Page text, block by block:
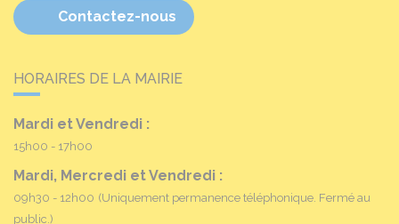
Contactez-nous
HORAIRES DE LA MAIRIE
Mardi et Vendredi :
15h00 - 17h00
Mardi, Mercredi et Vendredi :
09h30 - 12h00 (Uniquement permanence téléphonique. Fermé au
public.)